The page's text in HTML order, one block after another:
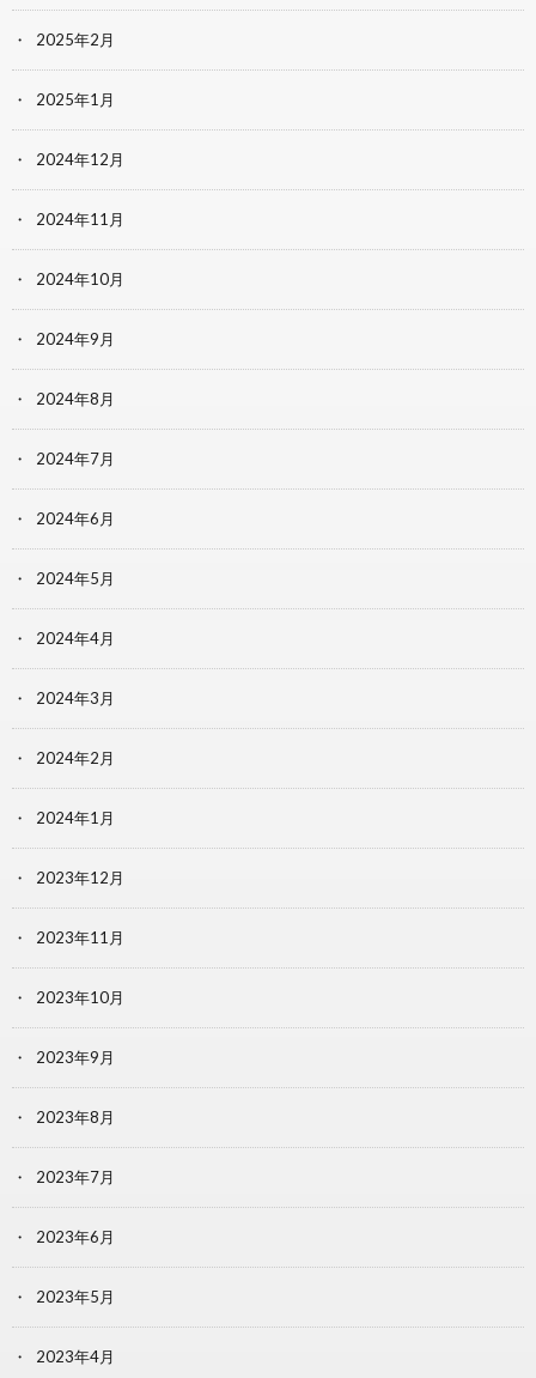
2025年2月
2025年1月
2024年12月
2024年11月
2024年10月
2024年9月
2024年8月
2024年7月
2024年6月
2024年5月
2024年4月
2024年3月
2024年2月
2024年1月
2023年12月
2023年11月
2023年10月
2023年9月
2023年8月
2023年7月
2023年6月
2023年5月
2023年4月